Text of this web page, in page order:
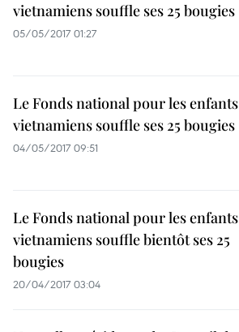
vietnamiens souffle ses 25 bougies
05/05/2017 01:27
Le Fonds national pour les enfants
vietnamiens souffle ses 25 bougies
04/05/2017 09:51
Le Fonds national pour les enfants
vietnamiens souffle bientôt ses 25
bougies
20/04/2017 03:04